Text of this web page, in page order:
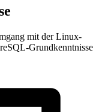
mit der Linux-
Grundkenntnisse